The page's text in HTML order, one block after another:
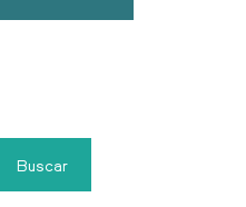
Buscar